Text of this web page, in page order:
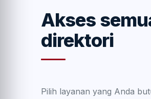
Akses
direktori
Pilih layanan yang Anda